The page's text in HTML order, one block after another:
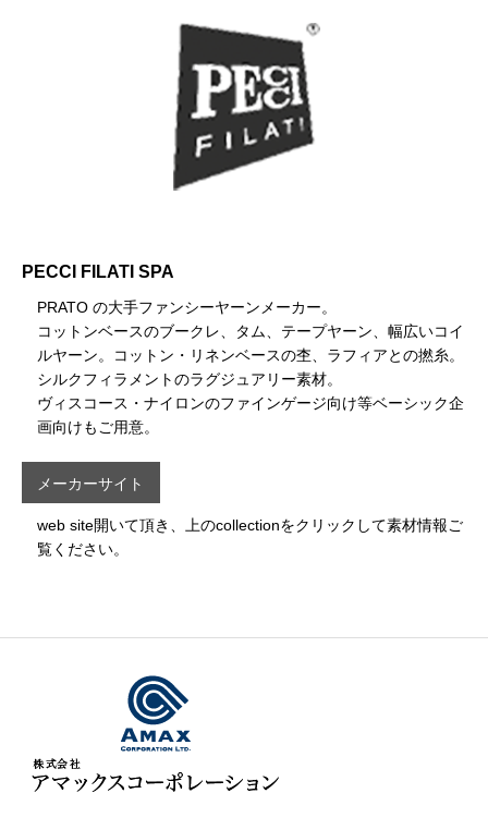
PECCI FILATI SPA
PRATO の大手ファンシーヤーンメーカー。
コットンベースのブークレ、タム、テープヤーン、幅広いコイ
ルヤーン。コットン・リネンベースの杢、ラフィアとの撚糸。
シルクフィラメントのラグジュアリー素材。
ヴィスコース・ナイロンのファインゲージ向け等ベーシック企
画向けもご用意。
メーカーサイト
web site開いて頂き、上のcollectionをクリックして素材情報ご
覧ください。